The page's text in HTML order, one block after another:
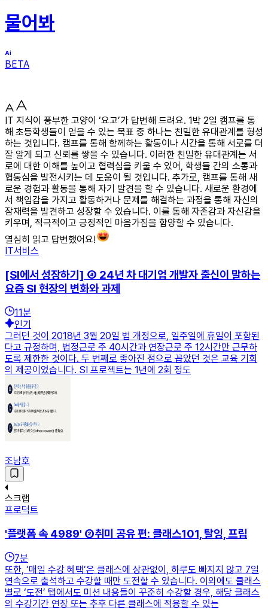
물어봐
BETA
IT 지식이 풍부한 고양이 ‘요고’가 답변해 드려요. 1박 2일 캠프를 통
해 초등학생들이 얻을 수 있는 목표 중 하나는 친밀한 유대관계를 형성
하는 것입니다. 캠프를 통해 함께하는 활동이나 시간을 통해 서로를 더
잘 알게 되고 신뢰를 쌓을 수 있습니다. 이러한 친밀한 유대관계는 서
로에 대한 이해를 높이고 협력심을 키울 수 있어, 학생들 간의 소통과
협동심을 발전시키는 데 도움이 될 것입니다. 추가로, 캠프를 통해 새
로운 경험과 활동을 통해 자기 발견을 할 수 있습니다. 새로운 환경에
서 책임감을 가지고 활동하거나 문제를 해결하는 과정을 통해 자신의
잠재력을 발견하고 성장할 수 있습니다. 이를 통해 자존감과 자신감을
키우며, 적극적이고 긍정적인 마음가짐을 함양할 수 있습니다.
열심히 읽고 답변했어요!
IT서비스
[SI에서 성장하기] ④ 24년 차 대기업 개발자 출신이 말하는
요즘 SI 현장의 변화와 과제
11분
인기
그러던 것이 2018년 3월 20일 법 개정으로, 일주일에 휴일이 포함된
다고 규정하며, 법정근로 주 40시간과 연장근로 주 12시간만 근무하
도록 제한한 것이다. 두 번째로 좋아진 점으로 꼽았던 것은 교육 기회
의 제공이었습니다. SI 프로젝트는 1년에 2회 정도
조남호
스크랩
프로덕트
'플랫폼 속 4989' ②취미 공유 편: 클래스101, 탈잉, 프립
7분
또한, ‘매일 수강 혜택’은 클래스에 상관없이, 하루도 빠지지 않고 7일
연속으로 출석하고 수강할 때만 도전할 수 있습니다. 이외에도 클래스
별로 ‘도전’ 탭에서도 미션 내용들이 꾸준히 수강할 경우, 해당 클래스
의 수강기간 연장 또는 추후 다른 클래스에 적용할 수 있는